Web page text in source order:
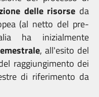
delle risorse da
(al netto del pre-
ha inizialmente
, all'esito del
raggiungimento dei
di riferimento da